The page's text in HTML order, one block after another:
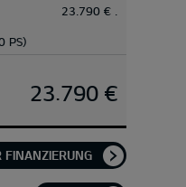
PS)
23.790 € .
23.790 €
FINANZIERUNG